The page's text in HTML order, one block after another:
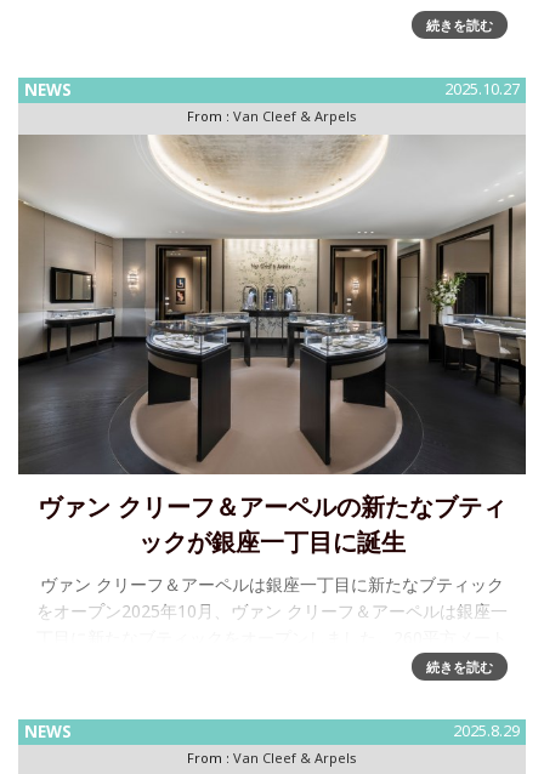
「永遠なる瞬間 ヴァン クリーフ＆アーペル ― ハイジュエ
リーが語るアール・デコ」 東京都庭園美術館にて開催中ヴ
クリーフとエステル・アーペルの結婚をきっかけに創立され
ました
続きを読む
NEWS 2025.10.27
From : Van Cleef & Arpels
ヴァン クリーフ＆アーペルの新たなブティ
ックが銀座一丁目に誕生
ヴァン クリーフ＆アーペルは銀座一丁目に新たなブティック
をオープン2025年10月、ヴァン クリーフ＆アーペルは銀座一
ルを超える広さの店内は、メゾンの魅惑的な世界と卓越した
続きを読む
NEWS 2025.8.29
From : Van Cleef & Arpels